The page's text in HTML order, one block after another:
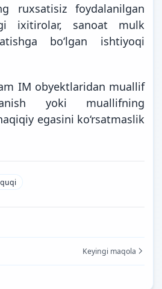
ruxsatisiz foydalanilgan
ixitirolar, sanoat mulk
bo‘lgan ishtiyoqi
IM obyektlaridan muallif
yoki muallifning
egasini ko‘rsatmaslik
Keyingi maqola